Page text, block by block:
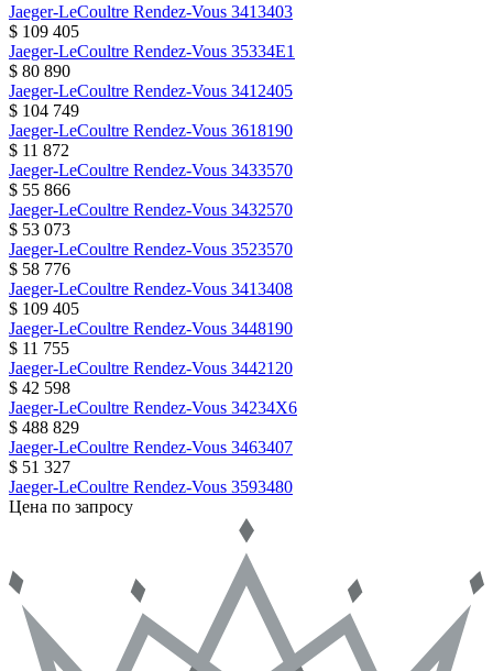
Jaeger-LeCoultre Rendez-Vous 3413403
$ 109 405
Jaeger-LeCoultre Rendez-Vous 35334E1
$ 80 890
Jaeger-LeCoultre Rendez-Vous 3412405
$ 104 749
Jaeger-LeCoultre Rendez-Vous 3618190
$ 11 872
Jaeger-LeCoultre Rendez-Vous 3433570
$ 55 866
Jaeger-LeCoultre Rendez-Vous 3432570
$ 53 073
Jaeger-LeCoultre Rendez-Vous 3523570
$ 58 776
Jaeger-LeCoultre Rendez-Vous 3413408
$ 109 405
Jaeger-LeCoultre Rendez-Vous 3448190
$ 11 755
Jaeger-LeCoultre Rendez-Vous 3442120
$ 42 598
Jaeger-LeCoultre Rendez-Vous 34234X6
$ 488 829
Jaeger-LeCoultre Rendez-Vous 3463407
$ 51 327
Jaeger-LeCoultre Rendez-Vous 3593480
Цена по запросу